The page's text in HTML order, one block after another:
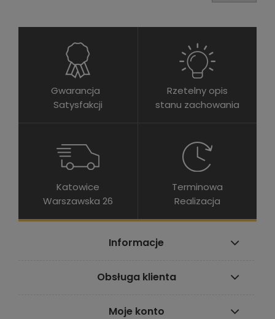
Gwarancja
Satysfakcji
Rzetelny opis
stanu zachowania
Katowice
Warszawska 26
Terminowa
Realizacja
Informacje
Obsługa klienta
Moje konto